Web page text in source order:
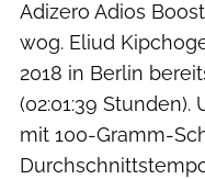
Adizero Adios
wog. Eliud
2018 in Berlin
(02:01:39
mit 100-Gramm-